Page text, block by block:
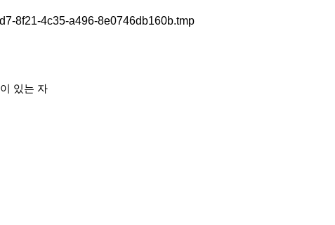
이 있는 자